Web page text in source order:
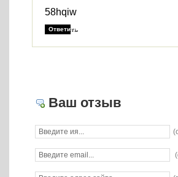
58hqiw
Ответить
Ваш отзыв